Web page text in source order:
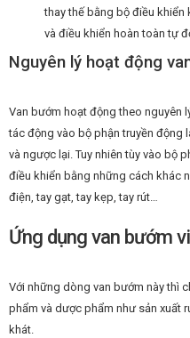
thay thế bằng bộ điều khiển
và điều khiển hoàn toàn tự
Nguyên lý hoạt động
Van bướm hoạt động theo nguyên
tác động vào bộ phận truyền động
và ngược lại. Tuy nhiên tùy vào bộ
điều khiển bằng những cách khác
điện, tay gạt, tay kẹp, tay rút…
Ứng dụng van bướm
Với những dòng van bướm này thì
phẩm và dược phẩm như sản xuất
khát.